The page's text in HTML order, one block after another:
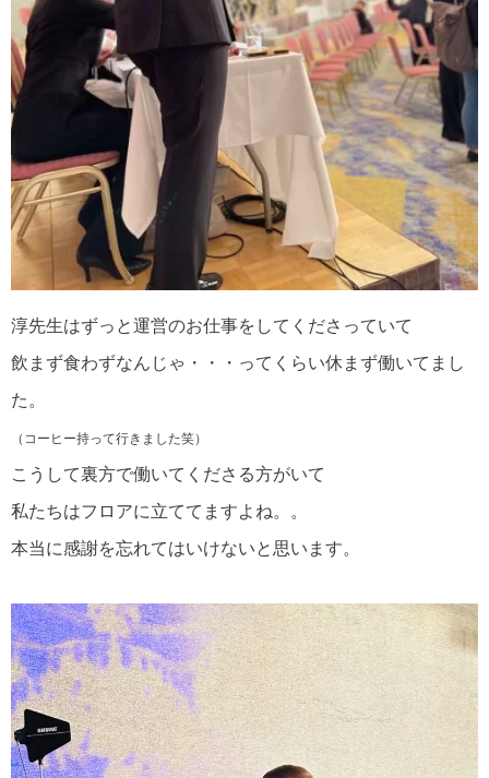
淳先生はずっと運営のお仕事をしてくださっていて
飲まず食わずなんじゃ・・・ってくらい休まず働いてまし
た。
（コーヒー持って行きました笑）
こうして裏方で働いてくださる方がいて
私たちはフロアに立ててますよね。。
本当に感謝を忘れてはいけないと思います。